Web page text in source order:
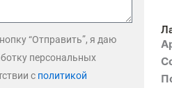
“Отправить”, я даю
персональных
с политикой